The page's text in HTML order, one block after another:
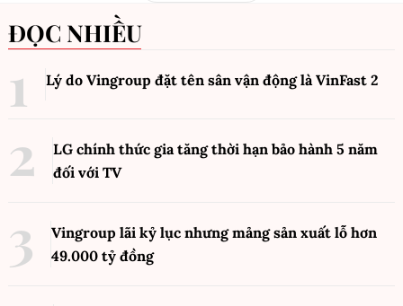
ĐỌC NHIỀU
Lý do Vingroup đặt tên sân vận động là VinFast 2
LG chính thức gia tăng thời hạn bảo hành 5 năm
đối với TV
Vingroup lãi kỷ lục nhưng mảng sản xuất lỗ hơn
49.000 tỷ đồng